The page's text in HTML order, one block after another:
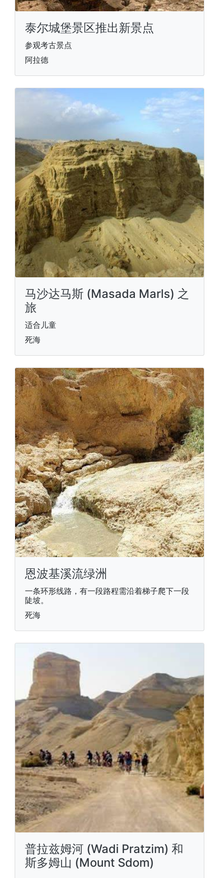
泰尔城堡景区推出新景点
参观考古景点
阿拉德
马沙达马斯 (Masada Marls) 之
旅
适合儿童
死海
恩波基溪流绿洲
一条环形线路，有一段路程需沿着梯子爬下一段
陡坡。
死海
普拉兹姆河 (Wadi Pratzim) 和
斯多姆山 (Mount Sdom)